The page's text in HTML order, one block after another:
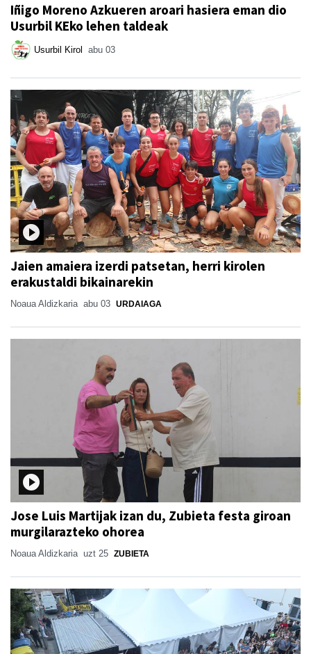
Iñigo Moreno Azkueren aroari hasiera eman dio
Usurbil KEko lehen taldeak
Usurbil Kirol abu 03
Jaien amaiera izerdi patsetan, herri kirolen
erakustaldi bikainarekin
Noaua Aldizkaria abu 03 URDAIAGA
Jose Luis Martijak izan du, Zubieta festa giroan
murgilarazteko ohorea
Noaua Aldizkaria uzt 25 ZUBIETA